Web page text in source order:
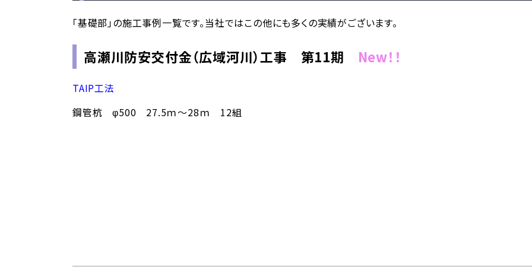
「基礎部」の施工事例一覧です。当社ではこの他にも多くの実績がございます。
高瀬川防安交付金（広域河川）工事 第11期 New！！
TAIP工法
鋼管杭 φ500 27.5ｍ～28ｍ 12組